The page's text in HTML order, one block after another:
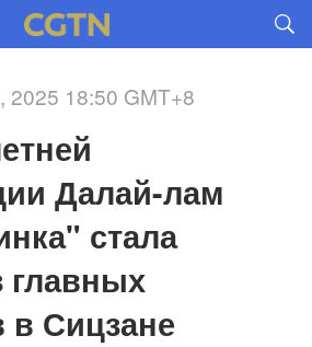
2025 18:50 GMT+8
Далай-лам
стала
главных
в Сицзане